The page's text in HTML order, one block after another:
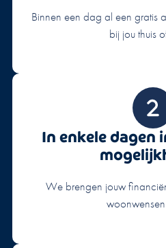
Binnen een dag al een gratis
bij jou thuis
In enkele dagen
We brengen jouw